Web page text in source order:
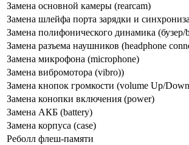
Замена основной камеры (rearcam)
Замена шлейфа порта зарядки и
Замена полифонического динамика (бузер/
Замена разъема наушников (headphone
Замена микрофона (microphone)
Замена вибромотора (vibro))
Замена кнопок громкости (volume Up/
Замена конопки включения (power)
Замена АКБ (battery)
Замена корпуса (сase)
Реболл флеш-памяти